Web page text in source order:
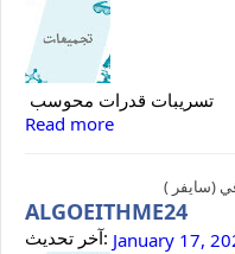
Read more
(سايفر )
ALGOEITHME24
آخر تحديث: January 17,